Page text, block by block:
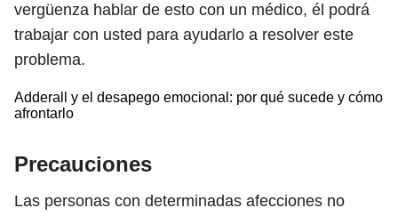
vergüenza hablar de esto con un médico, él podrá
trabajar con usted para ayudarlo a resolver este
problema.
Adderall y el desapego emocional: por qué sucede y cómo
afrontarlo
Precauciones
Las personas con determinadas afecciones no